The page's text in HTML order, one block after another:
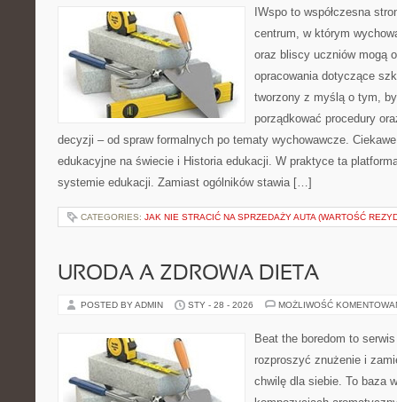
IWspo to współczesna
centrum, w którym
oraz bliscy uczniów mogą
opracowania dotyczące
tworzony z myślą o tym,
porządkować procedury
decyzji – od spraw formalnych po tematy wychowawcze.
edukacyjne na świecie i Historia edukacji. W praktyce ta
systemie edukacji. Zamiast ogólników stawia […]
CATEGORIES: JAK NIE STRACIĆ NA SPRZEDAŻY AUTA (WARTOŚĆ
URODA A ZDROWA DIETA
POSTED BY ADMIN STY - 28 - 2026 MOŻLIWOŚĆ
Beat the boredom to
rozproszyć znużenie i
chwilę dla siebie. To baza